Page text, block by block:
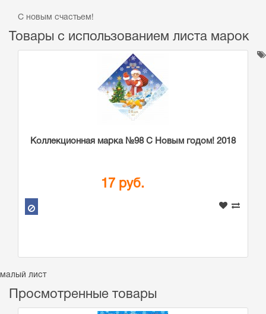
С новым счастьем!
Товары с использованием листа марок
Коллекционная марка №98 С Новым годом! 2018
17 руб.
малый лист
Просмотренные товары